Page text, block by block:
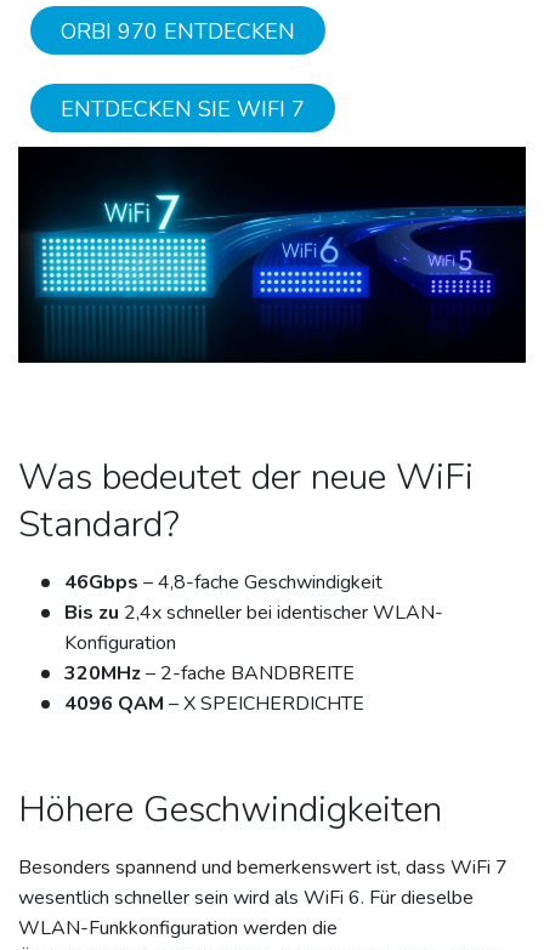
ORBI 970 ENTDECKEN
ENTDECKEN SIE WIFI 7
Was bedeutet der neue WiFi
Standard?
46Gbps – 4,8-fache Geschwindigkeit
Bis zu 2,4x schneller bei identischer WLAN-
Konfiguration
320MHz– 2-fache BANDBREITE
4096 QAM – X SPEICHERDICHTE
Höhere Geschwindigkeiten
Besonders spannend und bemerkenswert ist, dass WiFi 7
wesentlich schneller sein wird als WiFi 6. Für dieselbe
WLAN-Funkkonfiguration werden die